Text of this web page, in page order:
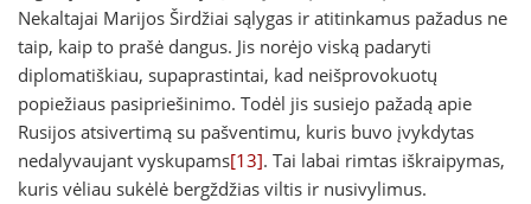
Nekaltajai Marijos Širdžiai sąlygas ir atitinkamus pažadus ne
taip, kaip to prašė dangus. Jis norėjo viską padaryti
diplomatiškiau, supaprastintai, kad neišprovokuotų
popiežiaus pasipriešinimo. Todėl jis susiejo pažadą apie
Rusijos atsivertimą su pašventimu, kuris buvo įvykdytas
nedalyvaujant vyskupams[13]. Tai labai rimtas iškraipymas,
kuris vėliau sukėlė bergždžias viltis ir nusivylimus.